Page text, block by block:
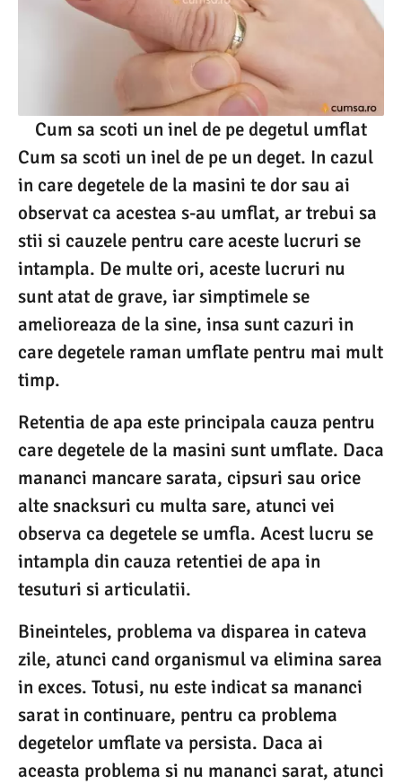
Cum sa scoti un inel de pe degetul umflat
Cum sa scoti un inel de pe un deget. In cazul
in care degetele de la masini te dor sau ai
observat ca acestea s-au umflat, ar trebui sa
stii si cauzele pentru care aceste lucruri se
intampla. De multe ori, aceste lucruri nu
sunt atat de grave, iar simptimele se
amelioreaza de la sine, insa sunt cazuri in
care degetele raman umflate pentru mai mult
timp.
Retentia de apa este principala cauza pentru
care degetele de la masini sunt umflate. Daca
mananci mancare sarata, cipsuri sau orice
alte snacksuri cu multa sare, atunci vei
observa ca degetele se umfla. Acest lucru se
intampla din cauza retentiei de apa in
tesuturi si articulatii.
Bineinteles, problema va disparea in cateva
zile, atunci cand organismul va elimina sarea
in exces. Totusi, nu este indicat sa mananci
sarat in continuare, pentru ca problema
degetelor umflate va persista. Daca ai
aceasta problema si nu mananci sarat, atunci